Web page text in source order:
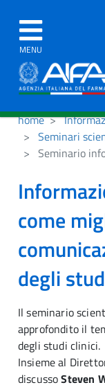
MENU
home
Seminari
Seminario
come
degli
Il seminario
approfondito il
degli studi clinici.
Insieme al
discussoSteven